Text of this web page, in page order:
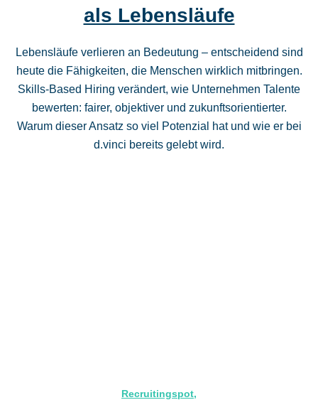
als Lebensläufe
Lebensläufe verlieren an Bedeutung – entscheidend sind
heute die Fähigkeiten, die Menschen wirklich mitbringen.
Skills-Based Hiring verändert, wie Unternehmen Talente
bewerten: fairer, objektiver und zukunftsorientierter.
Warum dieser Ansatz so viel Potenzial hat und wie er bei
d.vinci bereits gelebt wird.
Recruitingspot,